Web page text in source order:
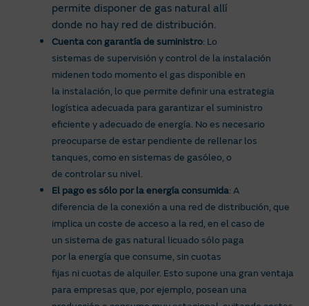
permite disponer de gas natural allí
donde no hay red de distribución.
Cuenta con garantía de suministro: Lo
sistemas de supervisión y control de la instalación
midenen todo momento el gas disponible en
la instalación, lo que permite definir una estrategia
logística adecuada para garantizar el suministro
eficiente y adecuado de energía. No es necesario
preocuparse de estar pendiente de rellenar los
tanques, como en sistemas de gasóleo, o
de controlar su nivel.
El pago es sólo por la energía consumida: A
diferencia de la conexión a una red de distribución, que
implica un coste de acceso a la red, en el caso de
un sistema de gas natural licuado sólo paga
por la energía que consume, sin cuotas
fijas ni cuotas de alquiler. Esto supone una gran ventaja
para empresas que, por ejemplo, posean una